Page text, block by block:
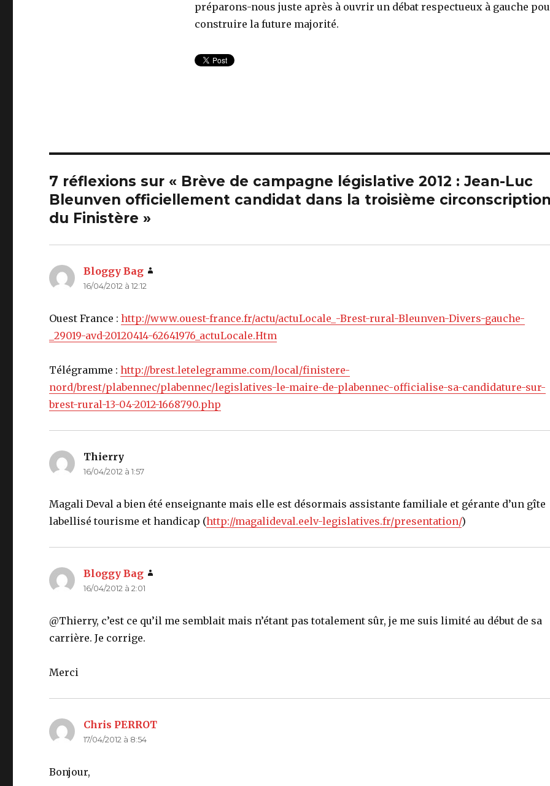
préparons-nous juste après à ouvrir un débat respectueux à gauche
construire la future majorité.
7 réflexions sur « Brève de campagne législative 2012 : Jean-Luc
Bleunven officiellement candidat dans la troisième
du Finistère »
Bloggy Bag
16/04/2012 à 12:12
Ouest France :http://www.ouest-france.fr/actu/actuLocale_-Brest-rural-Bleunven-Divers-gauche-
_29019-avd-20120414-62641976_actuLocale.Htm
Télégramme :http://brest.letelegramme.com/local/finistere-
nord/brest/plabennec/plabennec/legislatives-le-maire-de-plabennec-officialise-sa-candidature-sur-
brest-rural-13-04-2012-1668790.php
Thierry
16/04/2012 à 1:57
Magali Deval a bien été enseignante mais elle est désormais assistante familiale et gérante d’un gîte
labellisé tourisme et handicap (http://magalideval.eelv-legislatives.fr/presentation/)
Bloggy Bag
16/04/2012 à 2:01
@Thierry, c’est ce qu’il me semblait mais n’étant pas totalement sûr, je me suis limité au début de sa
carrière. Je corrige.
Merci
Chris PERROT
17/04/2012 à 8:54
Bonjour,